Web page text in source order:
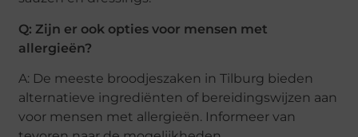
Q: Zijn er ook opties voor mensen met
allergieën?
A: De meeste broodjeszaken in Tilburg bieden
alternatieve ingrediënten of bereidingswijzen aan
voor mensen met allergieën. Informeer van